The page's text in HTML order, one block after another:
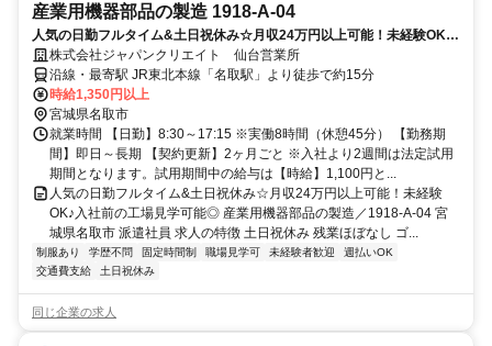
産業用機器部品の製造 1918-A-04
人気の日勤フルタイム&土日祝休み☆月収24万円以上可能！未経験OK♪
入社前の工場見学可能◎
株式会社ジャパンクリエイト 仙台営業所
沿線・最寄駅 JR東北本線「名取駅」より徒歩で約15分
時給1,350円以上
宮城県名取市
就業時間 【日勤】8:30～17:15 ※実働8時間（休憩45分） 【勤務期
間】即日～長期 【契約更新】2ヶ月ごと ※入社より2週間は法定試用
期間となります。試用期間中の給与は【時給】1,100円と...
人気の日勤フルタイム&土日祝休み☆月収24万円以上可能！未経験
OK♪入社前の工場見学可能◎ 産業用機器部品の製造／1918-A-04 宮
城県名取市 派遣社員 求人の特徴 土日祝休み 残業ほぼなし ゴ...
制服あり 学歴不問 固定時間制 職場見学可 未経験者歓迎
週払いOK
交通費支給
土日祝休み
同じ企業の求人